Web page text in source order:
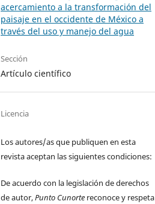
acercamiento a la transformación del
paisaje en el occidente de México a
través del uso y manejo del agua
Sección
Artículo científico
Licencia
Los autores/as que publiquen en esta
revista aceptan las siguientes condiciones:
De acuerdo con la legislación de derechos
de autor,Punto Cunorte reconoce y respeta